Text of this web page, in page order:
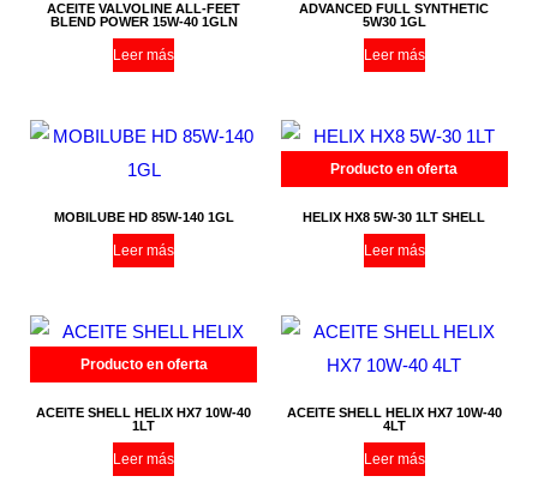
ACEITE VALVOLINE ALL-FEET
BLEND POWER 15W-40 1GLN
Leer más
ADVANCED FULL SYNTHETIC
5W30 1GL
Leer más
MOBILUBE HD 85W-140 1GL
Leer más
Producto en oferta
HELIX HX8 5W-30 1LT SHELL
Leer más
Producto en oferta
ACEITE SHELL HELIX HX7 10W-40
1LT
Leer más
ACEITE SHELL HELIX HX7 10W-40
4LT
Leer más